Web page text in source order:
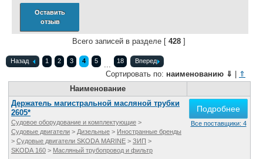
Оставить
отзыв
Всего записей в разделе [ 428]
Назад 1 2 3 4 5 ... 18 Вперед
Сортировать по: наименованию ⇓
⇑
Наименование
Держатель магистральной масляной трубки
2605*
Судовое оборудование и комплектующие >
Судовые двигатели > Дизельные > Иностранные бренды
> Судовые двигатели SKODA MARINE > ЗИП >
SKODA 160 > Масляный трубопровод и фильтр
Подробнее
Все поставщики: 4